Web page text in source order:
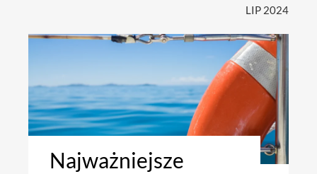
LIP 2024
Najważniejsze